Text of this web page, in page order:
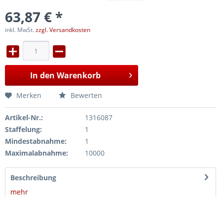
63,87 € *
inkl. MwSt.zzgl. Versandkosten
In den Warenkorb
Merken Bewerten
Artikel-Nr.:
1316087
Staffelung:
1
Mindestabnahme:
1
Maximalabnahme:
10000
Beschreibung
mehr